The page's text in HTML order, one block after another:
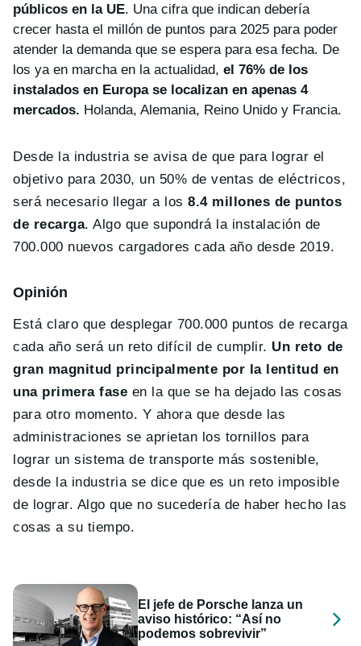
públicos en la UE. Una cifra que indican debería
crecer hasta el millón de puntos para 2025 para poder
atender la demanda que se espera para esa fecha. De
los ya en marcha en la actualidad, el 76% de los
instalados en Europa se localizan en apenas 4
mercados. Holanda, Alemania, Reino Unido y Francia.
Desde la industria se avisa de que para lograr el
objetivo para 2030, un 50% de ventas de eléctricos,
será necesario llegar a los8.4 millones de puntos
de recarga. Algo que supondrá la instalación de
700.000 nuevos cargadores cada año desde 2019.
Opinión
Está claro que desplegar 700.000 puntos de recarga
cada año será un reto difícil de cumplir. Un reto de
gran magnitud principalmente por la lentitud en
una primera fase en la que se ha dejado las cosas
para otro momento. Y ahora que desde las
administraciones se aprietan los tornillos para
lograr un sistema de transporte más sostenible,
desde la industria se dice que es un reto imposible
de lograr. Algo que no sucedería de haber hecho las
cosas a su tiempo.
El jefe de Porsche lanza un
aviso histórico: “Así no
podemos sobrevivir”